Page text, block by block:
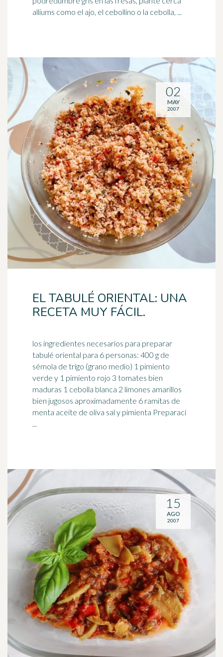
alliums como el ajo, el cebollino o la cebolla, ...
EL TABULÉ ORIENTAL: UNA
RECETA MUY FÁCIL.
los ingredientes necesarios para preparar
tabulé oriental para 6 personas: 400 g de
sémola de trigo (grano medio) 1 pimiento
verde y 1 pimiento rojo 3 tomates bien
maduras 1 cebolla blanca 2 limones amarillos
bien jugosos aproximadamente 6 ramitas de
menta aceite de oliva sal y pimienta Preparaci
...
02
MAY
2007
15
AGO
2007